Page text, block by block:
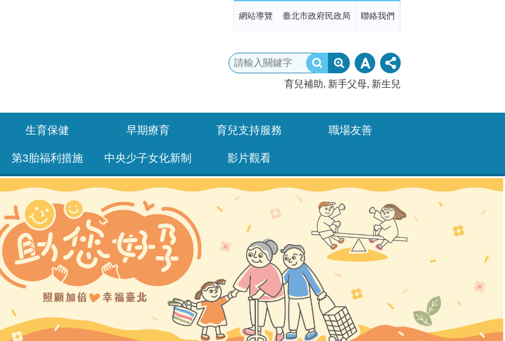
網站導覽 臺北市政府民政局 聯絡我們
育兒補助 新手父母 新生兒
生育保健 早期療育 育兒支持服務 職場友善
第3胎福利措施 中央少子女化新制 影片觀看